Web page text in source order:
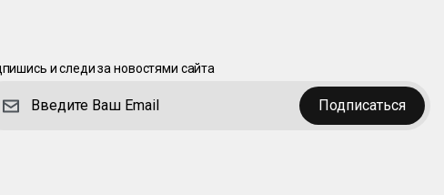
и следи за новостями сайта
Подписаться